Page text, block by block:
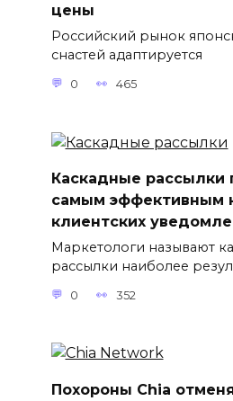
цены
Российский рынок
снастей адаптируется
0 465
Каскадные рассылки
самым эффективным
клиентских
Маркетологи называют
рассылки наиболее
0 352
Похороны Chia